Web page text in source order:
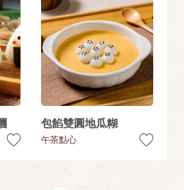
包餡雙圓地瓜糊
午茶點心